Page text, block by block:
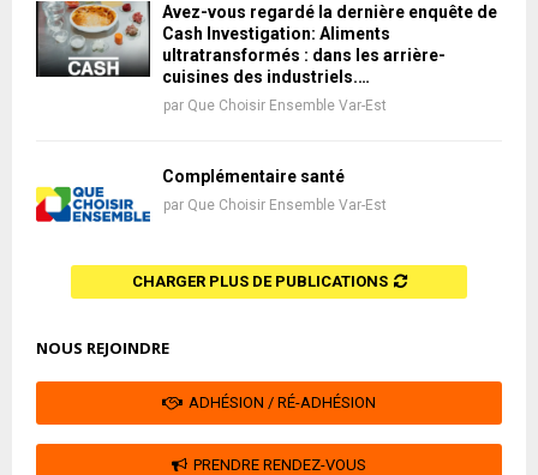
Avez-vous regardé la dernière enquête de
Cash Investigation: Aliments
ultratransformés : dans les arrière-
cuisines des industriels.…
par Que Choisir Ensemble Var-Est
Complémentaire santé
par Que Choisir Ensemble Var-Est
CHARGER PLUS DE PUBLICATIONS
NOUS REJOINDRE
ADHÉSION / RÉ-ADHÉSION
PRENDRE RENDEZ-VOUS